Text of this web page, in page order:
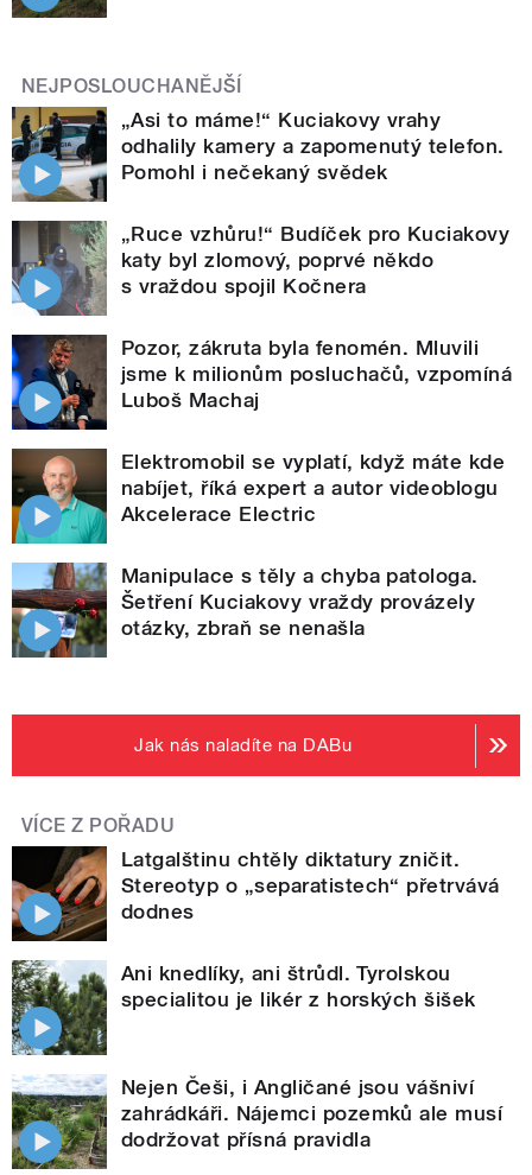
NEJPOSLOUCHANĚJŠÍ
„Asi to máme!“ Kuciakovy vrahy
odhalily kamery a zapomenutý telefon.
Pomohl i nečekaný svědek
„Ruce vzhůru!“ Budíček pro Kuciakovy
katy byl zlomový, poprvé někdo
s vraždou spojil Kočnera
Pozor, zákruta byla fenomén. Mluvili
jsme k milionům posluchačů, vzpomíná
Luboš Machaj
Elektromobil se vyplatí, když máte kde
nabíjet, říká expert a autor videoblogu
Akcelerace Electric
Manipulace s těly a chyba patologa.
Šetření Kuciakovy vraždy provázely
otázky, zbraň se nenašla
Jak nás naladíte na DABu
VÍCE Z POŘADU
Latgalštinu chtěly diktatury zničit.
Stereotyp o „separatistech“ přetrvává
dodnes
Ani knedlíky, ani štrůdl. Tyrolskou
specialitou je likér z horských šišek
Nejen Češi, i Angličané jsou vášniví
zahrádkáři. Nájemci pozemků ale musí
dodržovat přísná pravidla